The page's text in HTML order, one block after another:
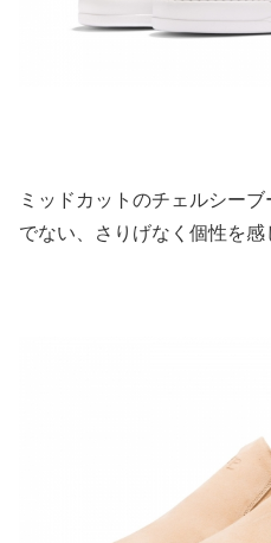
ミッドカットのチェルシー
でない、さりげなく個性を感